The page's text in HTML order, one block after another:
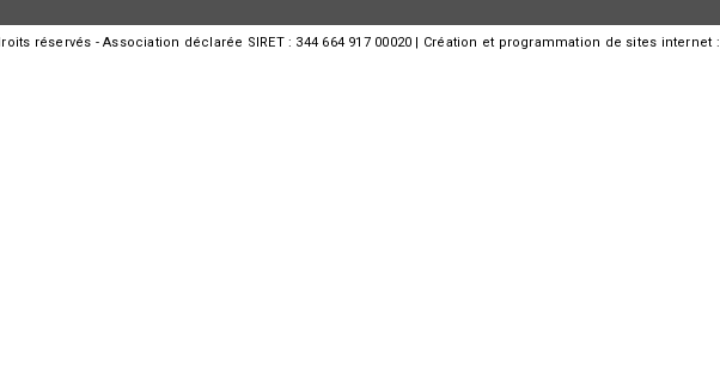
réservés - Association déclarée SIRET : 344 664 917 00020 | Création et programmation de sites internet :